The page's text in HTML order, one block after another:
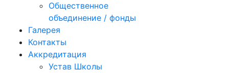
Общественное
объединение / фонды
Галерея
Контакты
Аккредитация
Устав Школы